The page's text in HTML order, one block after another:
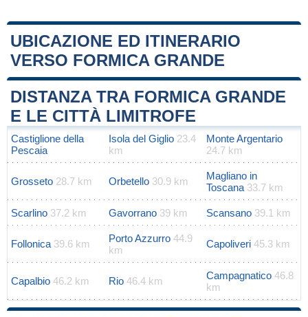
UBICAZIONE ED ITINERARIO
VERSO FORMICA GRANDE
+
−
Leaflet|Map data ©OpenStreetMap
DISTANZA TRA FORMICA GRANDE
E LE CITTÀ LIMITROFE
Castiglione della
Pescaia
Isola del Giglio 23.4
km
Monte Argentario
24.7 km
Grosseto 28.7 km Orbetello 30.9 km
Magliano in
Toscana 33.7 km
Scarlino 37.2 km Gavorrano 39 km Scansano 39.1 km
Follonica 39.6 km Porto Azzurro 44.9
km
Capoliveri 45.3 km
Capalbio 46.2 km Rio 46.4 km Campagnatico 46.8
km